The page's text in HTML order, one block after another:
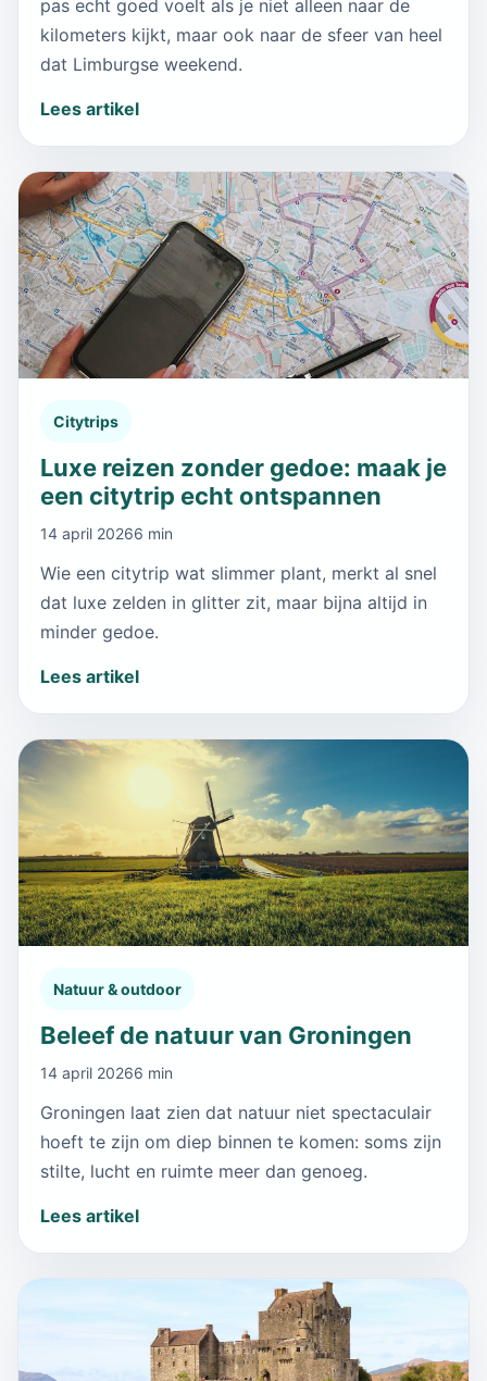
pas echt goed voelt als je niet alleen naar de
kilometers kijkt, maar ook naar de sfeer van heel
dat Limburgse weekend.
Lees artikel
Citytrips
Luxe reizen zonder gedoe: maak je
een citytrip echt ontspannen
14 april 20266 min
Wie een citytrip wat slimmer plant, merkt al snel
dat luxe zelden in glitter zit, maar bijna altijd in
minder gedoe.
Lees artikel
Natuur & outdoor
Beleef de natuur van Groningen
14 april 20266 min
Groningen laat zien dat natuur niet spectaculair
hoeft te zijn om diep binnen te komen: soms zijn
stilte, lucht en ruimte meer dan genoeg.
Lees artikel